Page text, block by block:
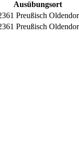
Ausübungsort
Preußisch
Preußisch